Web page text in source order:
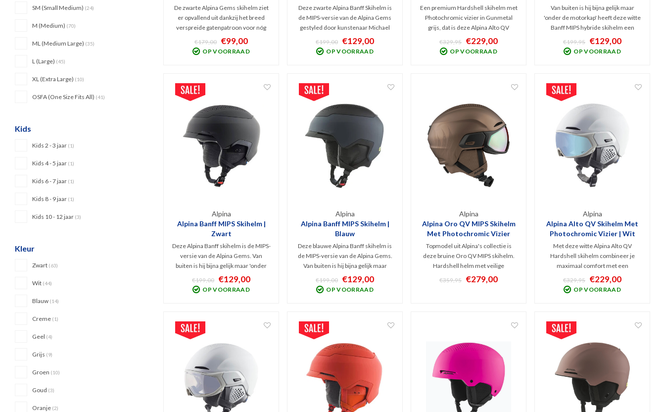
SM (Small Medium) (24)
M (Medium) (70)
ML (Medium Large) (35)
L (Large) (45)
XL (Extra Large) (10)
OSFA (One Size Fits All) (41)
Kids
Kids 2 - 3 jaar (1)
Kids 4 - 5 jaar (1)
Kids 6 - 7 jaar (1)
Kids 8 - 9 jaar (1)
Kids 10 - 12 jaar (3)
Kleur
Zwart (63)
Wit (44)
Blauw (14)
Creme (1)
Geel (4)
Grijs (9)
Groen (10)
Goud (3)
Oranje (2)
De zwarte Alpina Gems skihelm ziet
er opvallend uit dankzij het breed
verspreide gatenpatroon voor nóg
betere ventilatie die ook met
handschoenen aan bedienbaar is.
Deze comfortabele Freeride hybride
€179,00 €99,00
OP VOORRAAD
Deze zwarte Alpina Banff Skihelm is
de MIPS-versie van de Alpina Gems
gestyled door kunstenaar Michael
Cina. Onder de motorkap heeft deze
Banff MIPS hybride skihelm een
hoger beschermingsniveau.
€199,00 €129,00
OP VOORRAAD
Een premium Hardshell skihelm met
Photochromic vizier in Gunmetal
grijs, dat is deze Alpina Alto QV
skihelm. Perfect zicht bij nagenoeg
ieder weertype, fijne ventilatie,
goede bescherming én het TRM
€329,95 €229,00
OP VOORRAAD
Van buiten is hij bijna gelijk maar
'onder de motorkap' heeft deze witte
Banff MIPS hybride skihelm een
hoger beschermingsniveau dan de
Alpina Gems skihelm. Comfortabele,
hybride sneeuwhelm met heerlijk
€199,95 €129,00
OP VOORRAAD
Alpina
Alpina Banff MIPS Skihelm |
Zwart
Deze Alpina Banff skihelm is de MIPS-
versie van de Alpina Gems. Van
buiten is hij bijna gelijk maar 'onder
de motorkap' heeft deze Banff MIPS
hybride skihelm een hoger
beschermingsniveau. Comfortabele
€199,00 €129,00
OP VOORRAAD
Alpina
Alpina Banff MIPS Skihelm |
Blauw
Deze blauwe Alpina Banff skihelm is
de MIPS-versie van de Alpina Gems.
Van buiten is hij bijna gelijk maar
'onderhuids' heeft deze Banff MIPS
hybride skihelm een hoger
beschermingsniveau. Comfortabele
€199,00 €129,00
OP VOORRAAD
Alpina
Alpina Oro QV MIPS Skihelm
Met Photochromic Vizier
2025 | Bruin
Topmodel uit Alpina's collectie is
deze bruine Oro QV MIPS skihelm.
Hardshell helm met veilige
bescherming mede door het MIPS
systeem. Hij heeft een meekleurend
€359,95 €279,00
Alpina
Alpina Alto QV Skihelm Met
Photochromic Vizier | Wit
Met deze witte Alpina Alto QV
Hardshell skihelm combineer je
maximaal comfort met een
topkwaliteit Photochromic vizier.
Optimale bescherming en ventilatie
en optimaal zicht bij nagenoeg elk
€329,95 €229,00
OP VOORRAAD